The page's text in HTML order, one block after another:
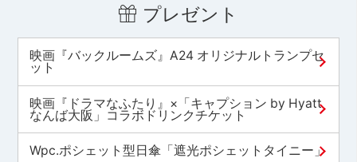
プレゼント
映画『バックルームズ』A24 オリジナルトランプセ
ット
映画『ドラマなふたり』×「キャプション by Hyatt
なんば大阪」コラボドリンクチケット
Wpc.ポシェット型日傘「遮光ポシェットタイニー」